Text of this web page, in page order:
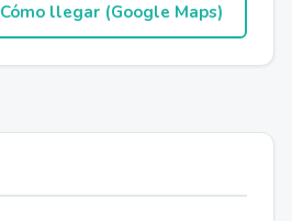
Cómo llegar (Google Maps)